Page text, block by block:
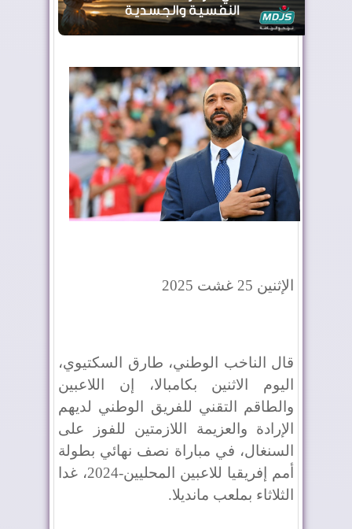
الإثنين 25 غشت 2025
قال الناخب الوطني، طارق السكتيوي،
اليوم الاثنين بكامبالا، إن اللاعبين
والطاقم التقني للفريق الوطني لديهم
الإرادة والعزيمة اللازمتين للفوز على
السنغال، في مباراة نصف نهائي بطولة
أمم إفريقيا للاعبين المحليين-2024، غدا
الثلاثاء بملعب مانديلا.